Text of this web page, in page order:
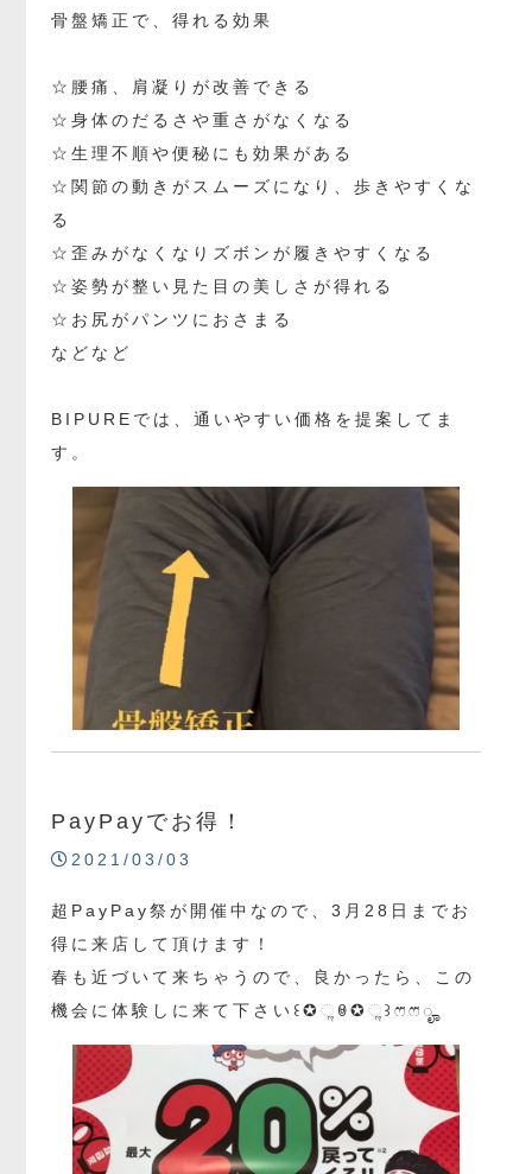
骨盤矯正で、得れる効果
☆腰痛、肩凝りが改善できる
☆身体のだるさや重さがなくなる
☆生理不順や便秘にも効果がある
☆関節の動きがスムーズになり、歩きやすくな
る
☆歪みがなくなりズボンが履きやすくなる
☆姿勢が整い見た目の美しさが得れる
☆お尻がパンツにおさまる
などなど
BIPUREでは、通いやすい価格を提案してま
す。
PayPayでお得！
2021/03/03
超PayPay祭が開催中なので、3月28日までお
得に来店して頂けます！
春も近づいて来ちゃうので、良かったら、この
機会に体験しに来て下さい꒰✪ૢꇵ✪ૢ꒱ෆ⃛ෆ⃛ೄ